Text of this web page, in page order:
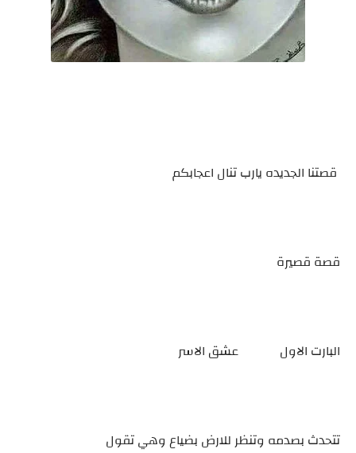
قصتنا الجديده يارب تنال اعجابكم
قصة قصيرة
البارت الاول عشق الاسر
تتحدث بصدمه وتنظر للارض بضياع وهي تقول